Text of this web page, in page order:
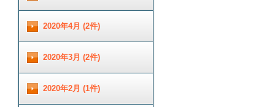
2020年4月 (2件)
2020年3月 (2件)
2020年2月 (1件)